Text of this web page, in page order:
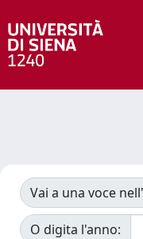
Vai a una voce
O digita l'anno: